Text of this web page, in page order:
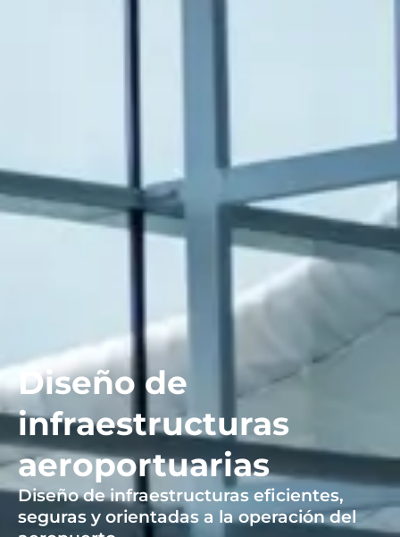
Diseño de
infraestructuras
aeroportuarias
Diseño de infraestructuras eficientes,
seguras y orientadas a la operación del